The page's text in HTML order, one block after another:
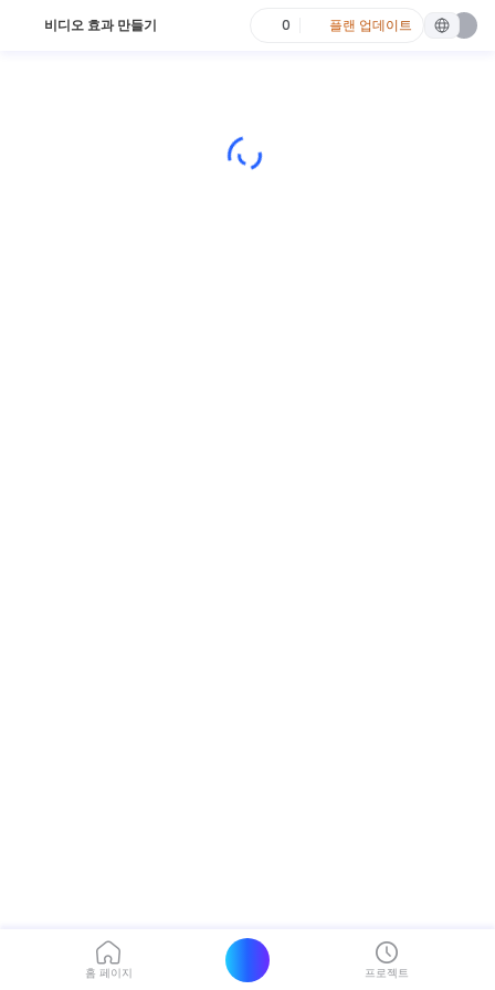
비디오 효과 만들기 0 플랜 업데이트
홈 페이지 프로젝트